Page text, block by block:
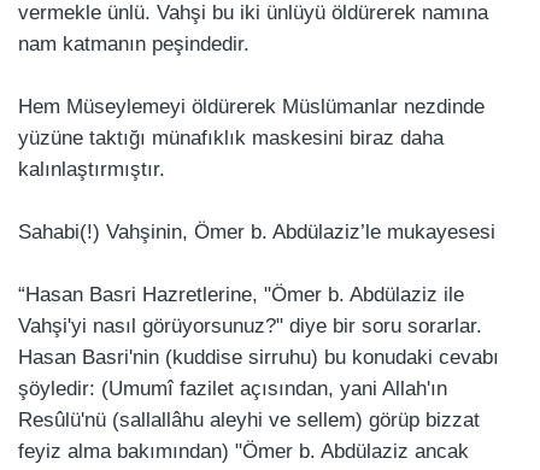
vermekle ünlü. Vahşi bu iki ünlüyü öldürerek namına
nam katmanın peşindedir.
Hem Müseylemeyi öldürerek Müslümanlar nezdinde
yüzüne taktığı münafıklık maskesini biraz daha
kalınlaştırmıştır.
Sahabi(!) Vahşinin, Ömer b. Abdülaziz’le mukayesesi
“Hasan Basri Hazretlerine, "Ömer b. Abdülaziz ile
Vahşi'yi nasıl görüyorsunuz?" diye bir soru sorarlar.
Hasan Basri'nin (kuddise sirruhu) bu konudaki cevabı
şöyledir: (Umumî fazilet açısından, yani Allah'ın
Resûlü'nü (sallallâhu aleyhi ve sellem) görüp bizzat
feyiz alma bakımından) "Ömer b. Abdülaziz ancak